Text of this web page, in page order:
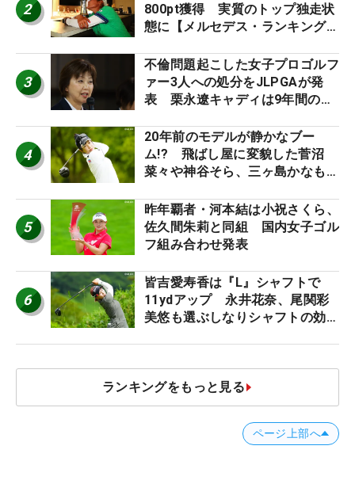
2
800pt獲得 実質のトップ独走状
態に【メルセデス・ランキング番
3
不倫問題起こした女子プロゴルフ
ァー3人への処分をJLPGAが発
表 栗永遼キャディは9年間の立
4
20年前のモデルが静かなブー
ム!? 飛ばし屋に変貌した菅沼
菜々や神谷そら、三ヶ島かなも使
ロたちの“飛ばしギア”】
5
昨年覇者・河本結は小祝さくら、
佐久間朱莉と同組 国内女子ゴル
フ組み合わせ発表
6
皆吉愛寿香は『L』シャフトで
11ydアップ 永井花奈、尾関彩
美悠も選ぶしなりシャフトの効果
ランキングをもっと見る
ページ上部へ